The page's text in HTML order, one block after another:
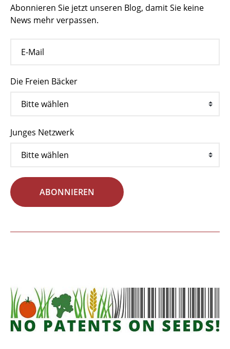
Abonnieren Sie jetzt unseren Blog, damit Sie keine
News mehr verpassen.
Die Freien Bäcker
Junges Netzwerk
ABONNIEREN